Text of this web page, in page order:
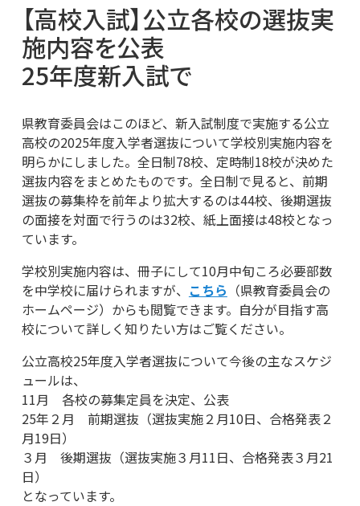
【高校入試】公立各校の選抜実
施内容を公表
25年度新入試で
県教育委員会はこのほど、新入試制度で実施する公立
高校の2025年度入学者選抜について学校別実施内容を
明らかにしました。全日制78校、定時制18校が決めた
選抜内容をまとめたものです。全日制で見ると、前期
選抜の募集枠を前年より拡大するのは44校、後期選抜
の面接を対面で行うのは32校、紙上面接は48校となっ
ています。
学校別実施内容は、冊子にして10月中旬ころ必要部数
を中学校に届けられますが、 こちら （県教育委員会の
ホームページ）からも閲覧できます。自分が目指す高
校について詳しく知りたい方はご覧ください。
公立高校25年度入学者選抜について今後の主なスケジ
ュールは、
11月 各校の募集定員を決定、公表
25年２月 前期選抜（選抜実施２月10日、合格発表２
月19日）
３月 後期選抜（選抜実施３月11日、合格発表３月21
日）
となっています。